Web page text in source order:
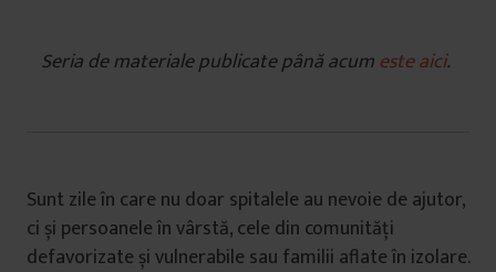
Seria de materiale publicate până acum este aici.
Sunt zile în care nu doar spitalele au nevoie de ajutor,
ci și persoanele în vârstă, cele din comunități
defavorizate și vulnerabile sau familii aflate în izolare.